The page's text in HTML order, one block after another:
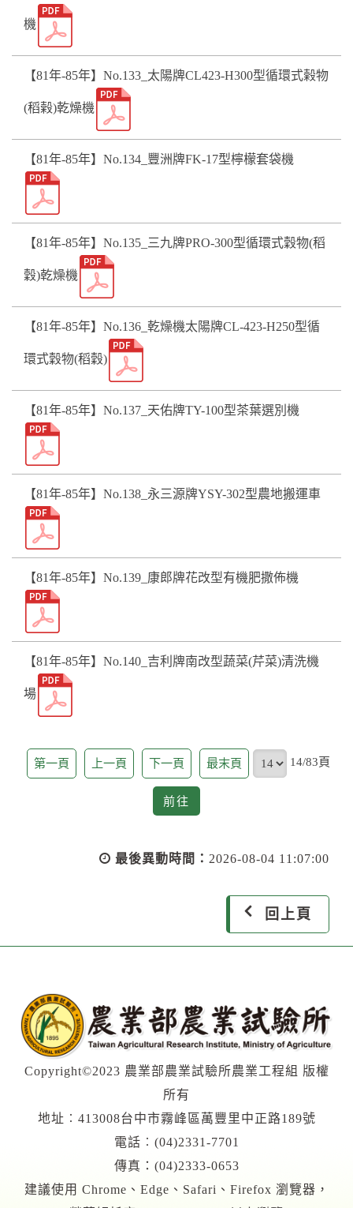
機
【81年-85年】No.133_太陽牌CL423-H300型循環式榖物
(稻榖)乾燥機
【81年-85年】No.134_豐洲牌FK-17型檸檬套袋機
【81年-85年】No.135_三九牌PRO-300型循環式穀物(稻
穀)乾燥機
【81年-85年】No.136_乾燥機太陽牌CL-423-H250型循
環式穀物(稻穀)
【81年-85年】No.137_天佑牌TY-100型茶葉選別機
【81年-85年】No.138_永三源牌YSY-302型農地搬運車
【81年-85年】No.139_康郎牌花改型有機肥撒佈機
【81年-85年】No.140_吉利牌南改型蔬菜(芹菜)清洗機
場
第一頁 上一頁 下一頁 最末頁 頁
14/83頁
前往
往
最後異動時間： 2026-08-04 11:07:00
回上頁
Copyright©2023 農業部農業試驗所農業工程組 版權
所有
地址︰413008台中市霧峰區萬豐里中正路189號
電話︰(04)2331-7701
傳真：(04)2333-0653
建議使用 Chrome、Edge、Safari、Firefox 瀏覽器，